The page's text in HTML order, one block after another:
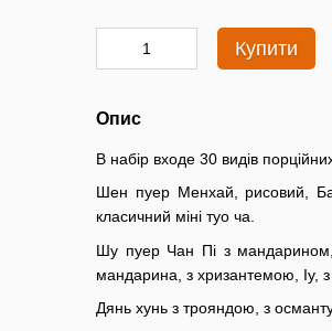
Купити
Опис
В набір входе 30 видів
Шен пуер Менхай, рисовий,
класичний міні туо ча.
Шу пуер Чан Пі з
мандарина, з хризантемою,
Дянь хунь з трояндою, з